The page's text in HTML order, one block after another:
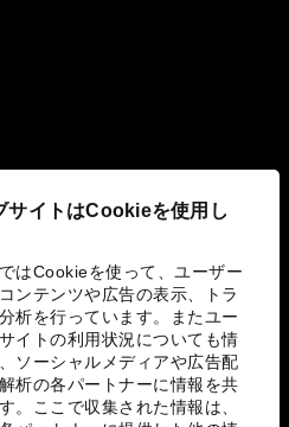
サイトはCookieを使用し
はCookieを使って、ユーザー
ンテンツや広告の表示、トラ
析を行っています。またユー
イトの利用状況についても情
ソーシャルメディアや広告配
析の各パートナーに情報を共
。ここで収集された情報は、
み